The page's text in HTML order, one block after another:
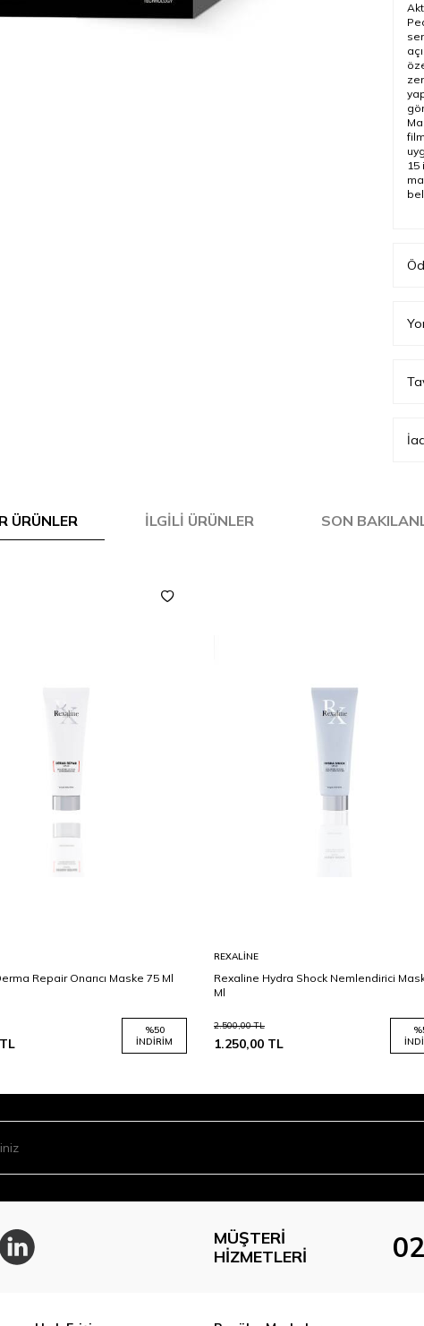
15
ÜRÜNLER İLGILI ÜRÜNLER SON
Repair Onarıcı Maske 75 Ml
TL
%50
İNDIRIM
REXALINE
Rexaline Hydra Shock Nemlendirici
Ml
2.500,00TL
1.250,00 TL
%
MÜŞTERI
HIZMETLERI